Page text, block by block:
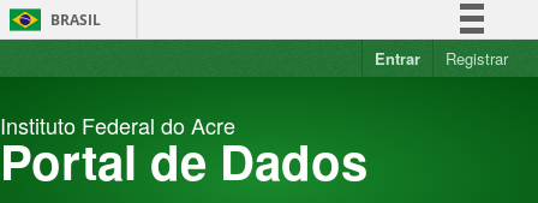
Pular
para
BRASIL
Simplifique!
Acesso à informação
Entrar Registrar
Instituto Federal do Acre
Portal de Dados